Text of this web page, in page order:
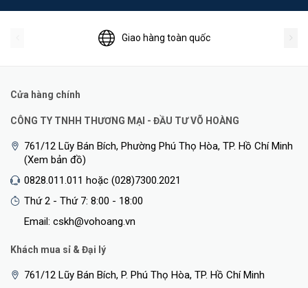
Giao hàng toàn quốc
Cửa hàng chính
CÔNG TY TNHH THƯƠNG MẠI - ĐẦU TƯ VÕ HOÀNG
761/12 Lũy Bán Bích, Phường Phú Thọ Hòa, TP. Hồ Chí Minh
(Xem bản đồ)
0828.011.011 hoặc (028)7300.2021
Thứ 2 - Thứ 7: 8:00 - 18:00
Email: cskh@vohoang.vn
Khách mua sỉ & Đại lý
761/12 Lũy Bán Bích, P. Phú Thọ Hòa, TP. Hồ Chí Minh